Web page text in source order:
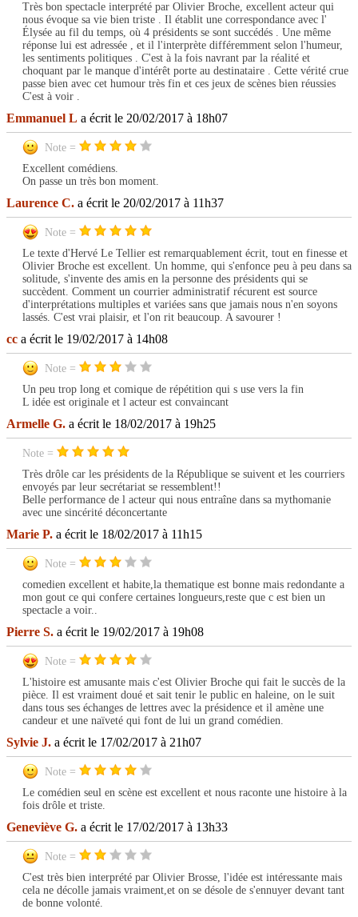
Très bon spectacle interprété par Olivier Broche, excellent acteur qui
nous évoque sa vie bien triste . Il établit une correspondance avec l'
Élysée au fil du temps, où 4 présidents se sont succédés . Une même
réponse lui est adressée , et il l'interprète différemment selon l'humeur,
les sentiments politiques . C'est à la fois navrant par la réalité et
choquant par le manque d'intérêt porte au destinataire . Cette vérité crue
passe bien avec cet humour très fin et ces jeux de scènes bien réussies
C'est à voir .
Emmanuel L a écrit le 20/02/2017 à 18h07
Note =
Excellent comédiens.
On passe un très bon moment.
Laurence C. a écrit le 20/02/2017 à 11h37
Note =
Le texte d'Hervé Le Tellier est remarquablement écrit, tout en finesse et
Olivier Broche est excellent. Un homme, qui s'enfonce peu à peu dans sa
solitude, s'invente des amis en la personne des présidents qui se
succèdent. Comment un courrier administratif récurent est source
d'interprétations multiples et variées sans que jamais nous n'en soyons
lassés. C'est vrai plaisir, et l'on rit beaucoup. A savourer !
cc a écrit le 19/02/2017 à 14h08
Note =
Un peu trop long et comique de répétition qui s use vers la fin
L idée est originale et l acteur est convaincant
Armelle G. a écrit le 18/02/2017 à 19h25
Note =
Très drôle car les présidents de la République se suivent et les courriers
envoyés par leur secrétariat se ressemblent!!
Belle performance de l acteur qui nous entraîne dans sa mythomanie
avec une sincérité déconcertante
Marie P. a écrit le 18/02/2017 à 11h15
Note =
comedien excellent et habite,la thematique est bonne mais redondante a
mon gout ce qui confere certaines longueurs,reste que c est bien un
spectacle a voir..
Pierre S. a écrit le 19/02/2017 à 19h08
Note =
L'histoire est amusante mais c'est Olivier Broche qui fait le succès de la
pièce. Il est vraiment doué et sait tenir le public en haleine, on le suit
dans tous ses échanges de lettres avec la présidence et il amène une
candeur et une naïveté qui font de lui un grand comédien.
Sylvie J. a écrit le 17/02/2017 à 21h07
Note =
Le comédien seul en scène est excellent et nous raconte une histoire à la
fois drôle et triste.
Geneviève G. a écrit le 17/02/2017 à 13h33
Note =
C'est très bien interprété par Olivier Brosse, l'idée est intéressante mais
cela ne décolle jamais vraiment,et on se désole de s'ennuyer devant tant
de bonne volonté.